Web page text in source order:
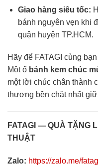
Giao hàng siêu tốc:
bánh nguyên vẹn khi
quận huyện TP.HCM.
Hãy để FATAGI cùng
Một ổ bánh kem chúc
một lời chúc chân thành
thương bền chặt nhất
FATAGI — QUÀ TẶNG
THUẬT
Zalo: https://zalo.me/